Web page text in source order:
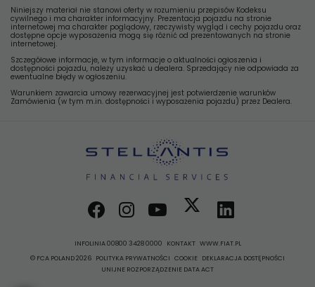
Niniejszy materiał nie stanowi oferty w rozumieniu przepisów Kodeksu
cywilnego i ma charakter informacyjny. Prezentacja pojazdu na stronie
internetowej ma charakter poglądowy, rzeczywisty wygląd i cechy pojazdu oraz
dostępne opcje wyposażenia mogą się różnić od prezentowanych na stronie
internetowej.
Szczegółowe informacje, w tym informacje o aktualności ogłoszenia i
dostępności pojazdu, należy uzyskać u dealera. Sprzedający nie odpowiada za
ewentualne błędy w ogłoszeniu.
Warunkiem zawarcia umowy rezerwacyjnej jest potwierdzenie warunków
Zamówienia (w tym m.in. dostępności i wyposażenia pojazdu) przez Dealera.
INFOLINIA 00800 3428 0000 KONTAKT WWW.FIAT.PL
© FCA POLAND 2026 POLITYKA PRYWATNOŚCI COOKIE DEKLARACJA DOSTĘPNOŚCI
UNIJNE ROZPORZĄDZENIE DATA ACT